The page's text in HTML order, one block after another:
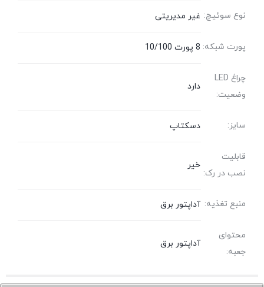
نوع سوئیچ: غیر مدیریتی
پورت شبکه: 8 پورت 10/100
چراغ LED
وضعیت:
دارد
سایز: دسکتاپ
قابلیت
نصب در رک:
خیر
منبع تغذیه: آداپتور برق
محتوای
جعبه:
آداپتور برق